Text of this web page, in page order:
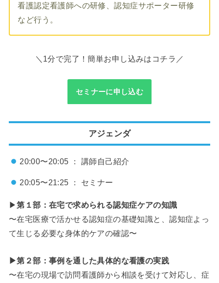
看護認定看護師への研修、認知症サポーター研修
など行う。
＼1分で完了！簡単お申し込みはコチラ／
セミナーに申し込む
アジェンダ
20:00〜20:05 ： 講師自己紹介
20:05〜21:25 ： セミナー
▶第１部：在宅で求められる認知症ケアの知識
〜在宅医療で活かせる認知症の基礎知識と、認知症よっ
て生じる必要な身体的ケアの確認〜
▶第２部：事例を通した具体的な看護の実践
〜在宅の現場で訪問看護師から相談を受けて対応し、症